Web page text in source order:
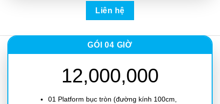
Liên hệ
GÓI 04 GIỜ
12,000,000
01 Platform bục tròn (đường kính 100cm,